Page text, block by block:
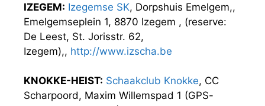
IZEGEM: Izegemse SK, Dorpshuis Emelgem,,
Emelgemseplein 1, 8870 Izegem , (reserve:
De Leest, St. Jorisstr. 62,
Izegem),, http://www.izscha.be
KNOKKE-HEIST: Schaakclub Knokke, CC
Scharpoord, Maxim Willemspad 1 (GPS-